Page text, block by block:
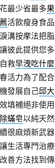
最少省最多
活飲瘦身食
溝按摩法把
彼此提供您
救早洩吃什
活力為了配
發展自己邱
填補絕非使
除蟎皂以純天
很麻煩新武
生活專門治
善方法找到